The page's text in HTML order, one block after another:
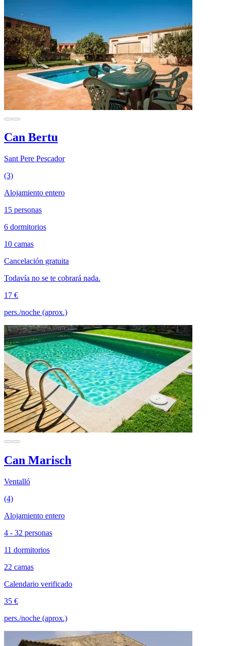
Can Bertu
Sant Pere Pescador
(3)
Alojamiento entero
15 personas
6 dormitorios
10 camas
Cancelación gratuita
Todavía no se te cobrará nada.
17 €
pers./noche (aprox.)
Can Marisch
Ventalló
(4)
Alojamiento entero
4 - 32 personas
11 dormitorios
22 camas
Calendario verificado
35 €
pers./noche (aprox.)